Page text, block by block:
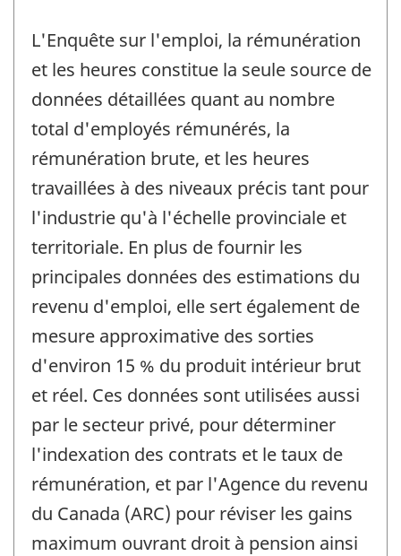
L'Enquête sur l'emploi, la rémunération
et les heures constitue la seule source de
données détaillées quant au nombre
total d'employés rémunérés, la
rémunération brute, et les heures
travaillées à des niveaux précis tant pour
l'industrie qu'à l'échelle provinciale et
territoriale. En plus de fournir les
principales données des estimations du
revenu d'emploi, elle sert également de
mesure approximative des sorties
d'environ 15 % du produit intérieur brut
et réel. Ces données sont utilisées aussi
par le secteur privé, pour déterminer
l'indexation des contrats et le taux de
rémunération, et par l'Agence du revenu
du Canada (ARC) pour réviser les gains
maximum ouvrant droit à pension ainsi